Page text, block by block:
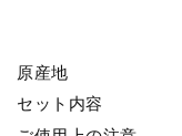
原産地
セット内容